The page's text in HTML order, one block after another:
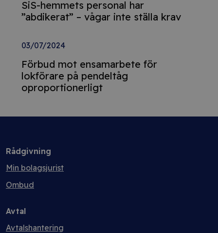
SiS-hemmets personal har
”abdikerat” – vågar inte ställa krav
03/07/2024
Förbud mot ensamarbete för
lokförare på pendeltåg
oproportionerligt
Rådgivning
Min bolagsjurist
Ombud
Avtal
Avtalshantering